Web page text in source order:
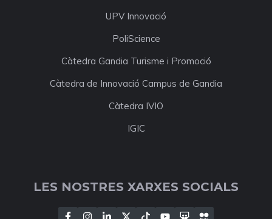
UPV Innovació
PoliScience
Càtedra Gandia Turisme i Promoció
Càtedra de Innovació Campus de Gandia
Càtedra IVIO
IGIC
LES NOSTRES XARXES SOCIALS